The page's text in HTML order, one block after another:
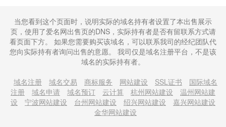
当您看到这个页面时，说明实际的域名持有者设置了本出售展示
页，使用了爱名网出售页的DNS，实际持有者是否有留联系方式请
看页面下方。 如果您需要购买该域名，可以联系我司的经纪团队代
您向实际持有者询问出售的意愿。 我司仅是域名注册平台，不是该
域名的实际持有者。
域名注册
域名交易 商标服务 网站建设 SSL证书
国际域名
注册
域名申请 域名预订 云计算 杭州网站建设
温州网站建
设
宁波网站建设 台州网站建设 绍兴网站建设
嘉兴网站建设
金华网站建设